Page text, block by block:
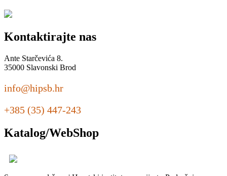
Kontaktirajte nas
Ante Starčevića 8.
35000 Slavonski Brod
info@hipsb.hr
+385 (35) 447-243
Katalog/WebShop